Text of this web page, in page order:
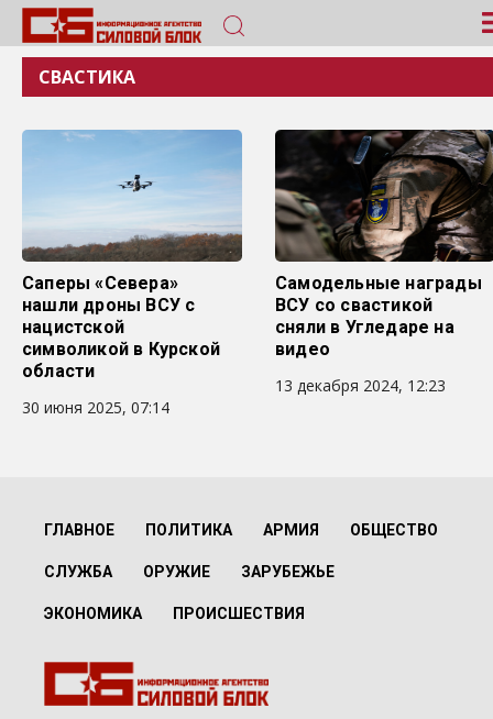
СВАСТИКА
Саперы «Севера»
нашли дроны ВСУ с
нацистской
символикой в Курской
области
30 июня 2025, 07:14
Самодельные награды
ВСУ со свастикой
сняли в Угледаре на
видео
13 декабря 2024, 12:23
ГЛАВНОЕ ПОЛИТИКА АРМИЯ ОБЩЕСТВО
СЛУЖБА ОРУЖИЕ ЗАРУБЕЖЬЕ
ЭКОНОМИКА ПРОИСШЕСТВИЯ